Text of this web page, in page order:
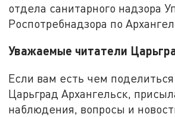
отдела санитарного надзора
Роспотребнадзора по
Уважаемые читатели
Если вам есть чем
Царьград Архангельск,
наблюдения, вопросы и